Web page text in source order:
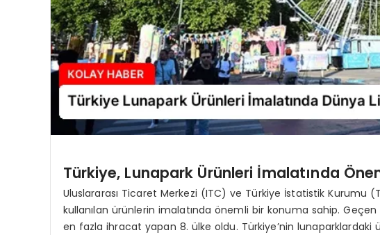
Türkiye, Lunapark Ürünleri İmalatında
Uluslararası Ticaret Merkezi (ITC) ve Türkiye İstatistik Kurumu
kullanılan ürünlerin imalatında önemli bir konuma sahip.
en fazla ihracat yapan 8. ülke oldu. Türkiye’nin lunaparklardaki